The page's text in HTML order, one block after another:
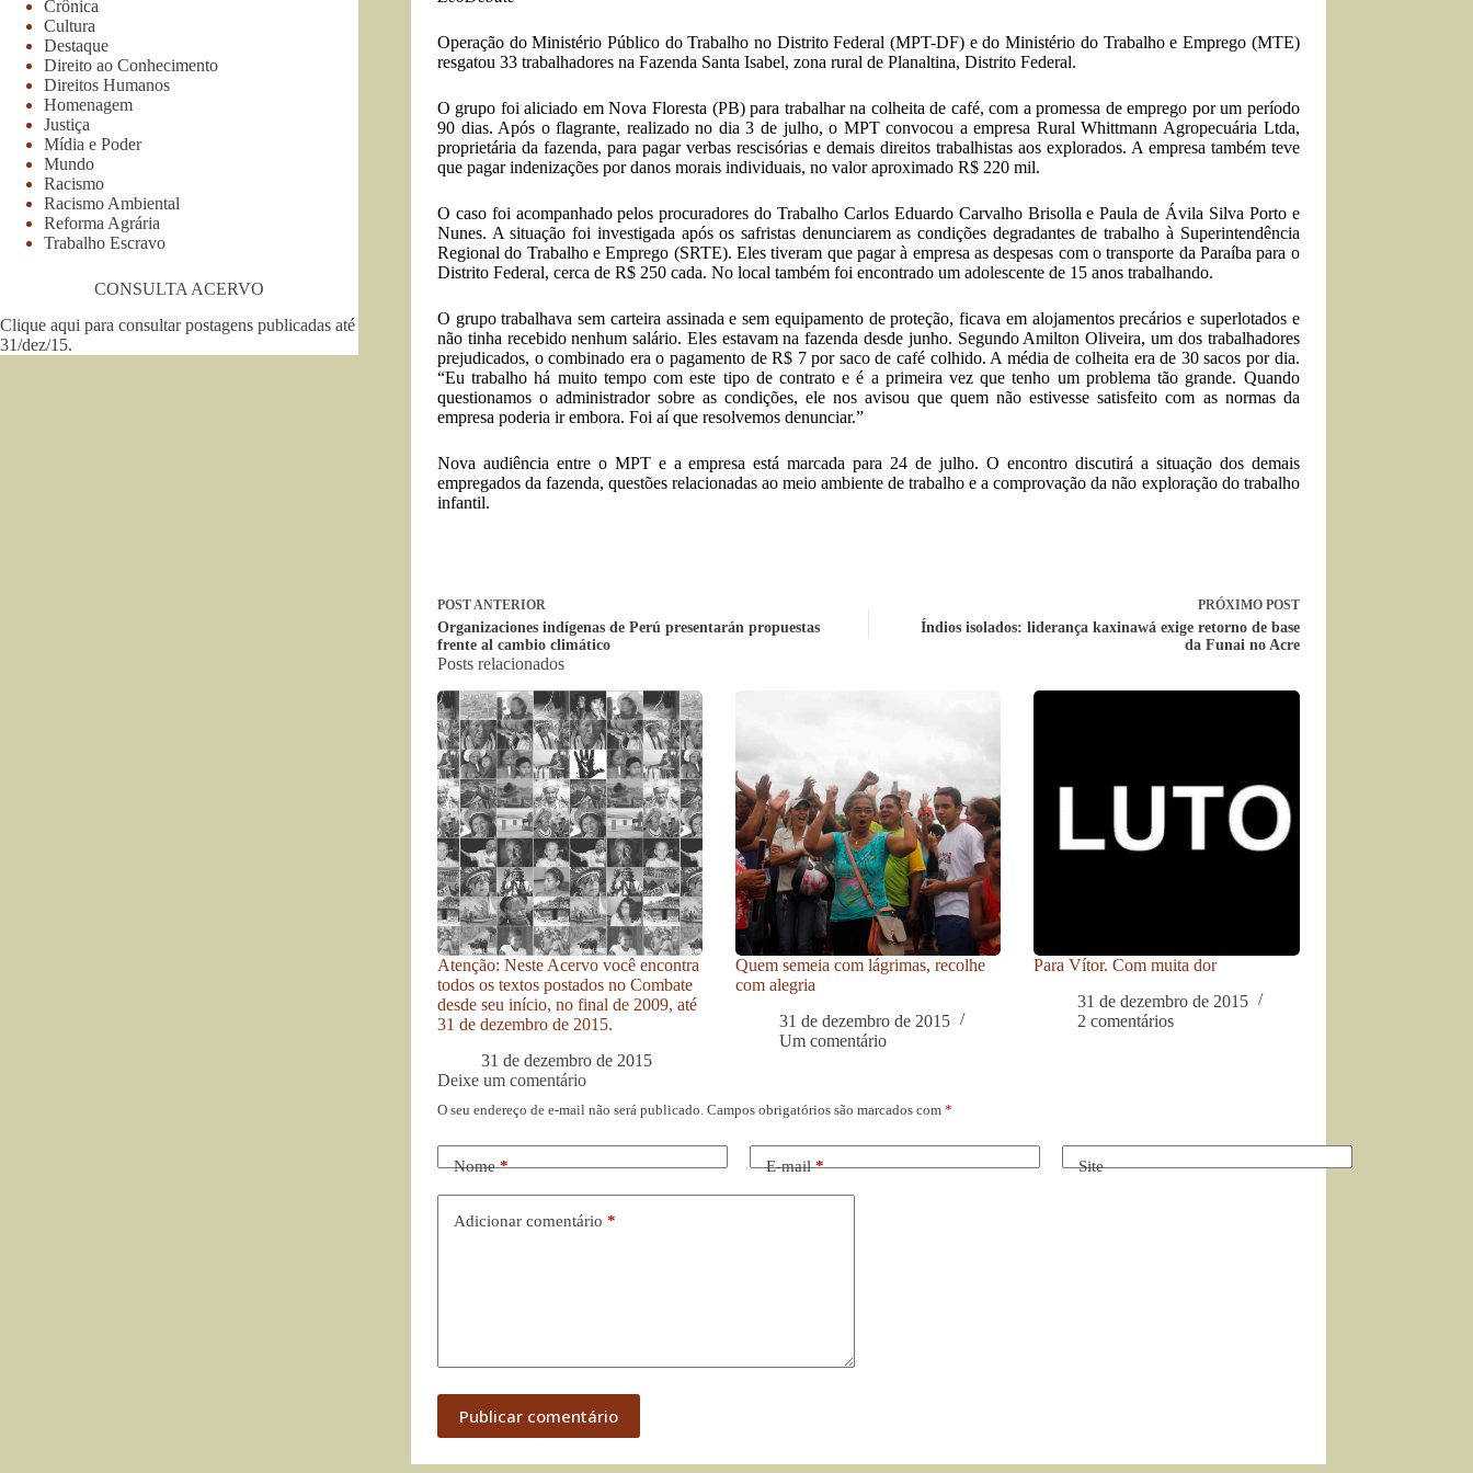
Operação do Ministério Público do Trabalho no Distrito Federal (MPT-DF) e do Ministério do Trabalho e Emprego (MTE)
resgatou 33 trabalhadores na Fazenda Santa Isabel, zona rural de Planaltina, Distrito Federal.
O grupo foi aliciado em Nova Floresta (PB) para trabalhar na colheita de café, com a promessa de emprego por um período
90 dias. Após o flagrante, realizado no dia 3 de julho, o MPT convocou a empresa Rural Whittmann Agropecuária Ltda,
proprietária da fazenda, para pagar verbas rescisórias e demais direitos trabalhistas aos explorados. A empresa também teve
que pagar indenizações por danos morais individuais, no valor aproximado R$ 220 mil.
O caso foi acompanhado pelos procuradores do Trabalho Carlos Eduardo Carvalho Brisolla e Paula de Ávila Silva Porto e
Nunes. A situação foi investigada após os safristas denunciarem as condições degradantes de trabalho à Superintendência
Regional do Trabalho e Emprego (SRTE). Eles tiveram que pagar à empresa as despesas com o transporte da Paraíba para o
Distrito Federal, cerca de R$ 250 cada. No local também foi encontrado um adolescente de 15 anos trabalhando.
O grupo trabalhava sem carteira assinada e sem equipamento de proteção, ficava em alojamentos precários e superlotados e
não tinha recebido nenhum salário. Eles estavam na fazenda desde junho. Segundo Amilton Oliveira, um dos trabalhadores
prejudicados, o combinado era o pagamento de R$ 7 por saco de café colhido. A média de colheita era de 30 sacos por dia.
“Eu trabalho há muito tempo com este tipo de contrato e é a primeira vez que tenho um problema tão grande. Quando
questionamos o administrador sobre as condições, ele nos avisou que quem não estivesse satisfeito com as normas da
empresa poderia ir embora. Foi aí que resolvemos denunciar.”
Nova audiência entre o MPT e a empresa está marcada para 24 de julho. O encontro discutirá a situação dos demais
empregados da fazenda, questões relacionadas ao meio ambiente de trabalho e a comprovação da não exploração do trabalho
infantil.
POSTANTERIOR
Organizaciones indígenas de Perú presentarán propuestas
frente al cambio climático
PRÓXIMO POST
Índios isolados: liderança kaxinawá exige retorno de base
da Funai no Acre
Posts relacionados
Atenção: Neste Acervo você encontra
todos os textos postados no Combate
desde seu início, no final de 2009, até
31 de dezembro de 2015.
31 de dezembro de 2015
Quem semeia com lágrimas, recolhe
com alegria
31 de dezembro de 2015
Um comentário
Para Vítor. Com muita dor
31 de dezembro de 2015
2 comentários
Deixe um comentário
O seu endereço de e-mail não será publicado. Campos obrigatórios são marcados com *
Nome* E-mail* Site
Adicionar comentário *
Publicar comentário
Crônica
Cultura
Destaque
Direito ao Conhecimento
Direitos Humanos
Homenagem
Justiça
Mídia e Poder
Mundo
Racismo
Racismo Ambiental
Reforma Agrária
Trabalho Escravo
CONSULTA ACERVO
Clique aqui para consultar postagens publicadas até
31/dez/15.